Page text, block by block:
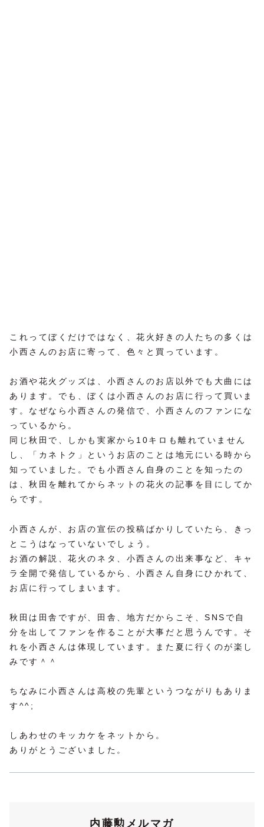
これってぼくだけではなく、花火好きの人たちの多くは
小西さんのお店に寄って、色々と買っています。
お酒や花火グッズは、小西さんのお店以外でも大曲には
あります。でも、ぼくは小西さんのお店に行って買いま
す。なぜなら小西さんの発信で、小西さんのファンにな
っているから。
同じ秋田で、しかも実家から10キロも離れていません
し、「カネトク」というお店のことは地元にいる時から
知っていました。でも小西さん自身のことを知ったの
は、秋田を離れてからネットの花火の記事を目にしてか
らです。
小西さんが、お店の宣伝の投稿ばかりしていたら、きっ
とこうはなっていないでしょう。
お酒の解説、花火のネタ、小西さんの出来事など、キャ
ラ全開で発信しているから、小西さん自身にひかれて、
お店に行ってしまいます。
秋田は田舎ですが、田舎、地方だからこそ、SNSで自
分を出してファンを作ることが大事だと思うんです。そ
れを小西さんは体現しています。また夏に行くのが楽し
みです＾＾
ちなみに小西さんは高校の先輩というつながりもありま
す^^;
しあわせのキッカケをネットから。
ありがとうございました。
内藤勲メルマガ